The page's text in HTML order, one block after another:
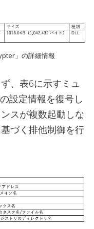
」の詳細情報
、表6に示すミュ
設定情報を復号し
スが複数起動しな
づく排他制御を行